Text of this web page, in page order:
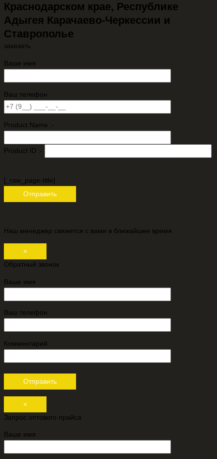
Краснодарском крае, Республике
Адыгея Карачаево-Черкессии и
Ставрополье
заказать
Ваше имя
Ваш телефон
Product Name :-
Product ID :-
[_raw_page-title]
Наш менеджер свяжется с вами в ближайшее время.
×
Обратный звонок
Ваше имя
Ваш телефон
Комментарий
×
Запрос оптового прайса
Ваше имя